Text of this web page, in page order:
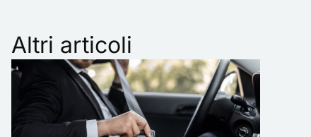
Altri articoli